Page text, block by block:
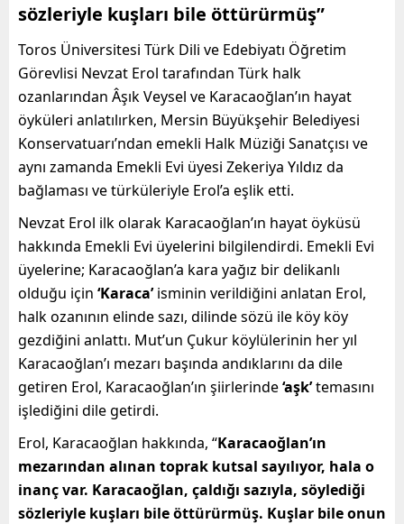
sözleriyle kuşları bile öttürürmüş”
Toros Üniversitesi Türk Dili ve Edebiyatı Öğretim
Görevlisi Nevzat Erol tarafından Türk halk
ozanlarından Âşık Veysel ve Karacaoğlan’ın hayat
öyküleri anlatılırken, Mersin Büyükşehir Belediyesi
Konservatuarı’ndan emekli Halk Müziği Sanatçısı ve
aynı zamanda Emekli Evi üyesi Zekeriya Yıldız da
bağlaması ve türküleriyle Erol’a eşlik etti.
Nevzat Erol ilk olarak Karacaoğlan’ın hayat öyküsü
hakkında Emekli Evi üyelerini bilgilendirdi. Emekli Evi
üyelerine; Karacaoğlan’a kara yağız bir delikanlı
olduğu için ‘Karaca’isminin verildiğini anlatan Erol,
halk ozanının elinde sazı, dilinde sözü ile köy köy
gezdiğini anlattı. Mut’un Çukur köylülerinin her yıl
Karacaoğlan’ı mezarı başında andıklarını da dile
getiren Erol, Karacaoğlan’ın şiirlerinde‘aşk’temasını
işlediğini dile getirdi.
Erol, Karacaoğlan hakkında, “Karacaoğlan’ın
mezarından alınan toprak kutsal sayılıyor, hala o
inanç var. Karacaoğlan, çaldığı sazıyla, söylediği
sözleriyle kuşları bile öttürürmüş. Kuşlar bile onun